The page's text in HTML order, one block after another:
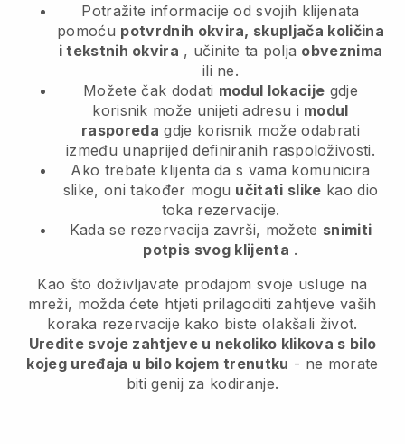
Potražite informacije od svojih klijenata
pomoću potvrdnih okvira, skupljača količina
i tekstnih okvira , učinite ta polja obveznima
ili ne.
Možete čak dodati modul lokacije gdje
korisnik može unijeti adresu i modul
rasporeda gdje korisnik može odabrati
između unaprijed definiranih raspoloživosti.
Ako trebate klijenta da s vama komunicira
slike, oni također mogu učitati slike kao dio
toka rezervacije.
Kada se rezervacija završi, možete snimiti
potpis svog klijenta .
Kao što doživljavate prodajom svoje usluge na
mreži, možda ćete htjeti prilagoditi zahtjeve vaših
koraka rezervacije kako biste olakšali život.
Uredite svoje zahtjeve u nekoliko klikova s bilo
kojeg uređaja u bilo kojem trenutku - ne morate
biti genij za kodiranje.